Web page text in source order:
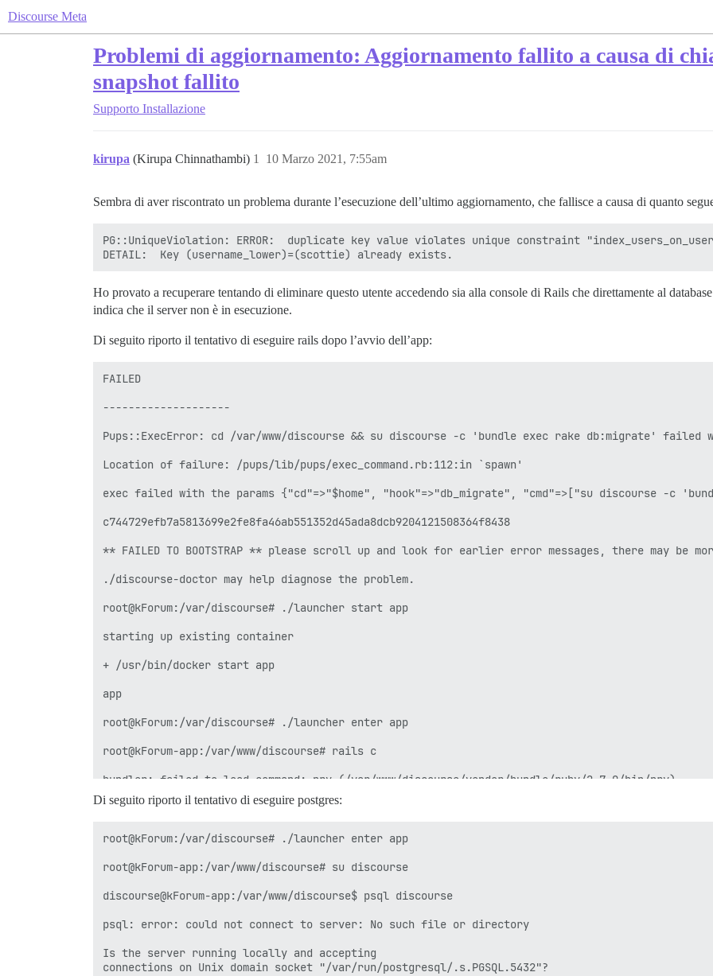
Discourse Meta
Problemi di aggiornamento: Aggiornamento fallito a causa di
snapshot fallito
Supporto Installazione
kirupa (Kirupa Chinnathambi) 10 Marzo 2021, 7:55am
1
Sembra di aver riscontrato un problema durante l’esecuzione dell’ultimo aggiornamento, che fallisce a causa di quanto
PG::UniqueViolation: ERROR:  duplicate key value violates unique constraint
Ho provato a recuperare tentando di eliminare questo utente accedendo sia alla console di Rails che direttamente al
indica che il server non è in esecuzione.
Di seguito riporto il tentativo di eseguire rails dopo l’avvio dell’app:
FAILED
--------------------
Pups::ExecError: cd /var/www/discourse && su discourse -c 'bundle exec rake db:migrate' failed
Location of failure: /pups/lib/pups/exec_command.rb:112:in `spawn'
exec failed with the params {"cd"=>"$home", "hook"=>"db_migrate", "cmd"=>["su discourse -c
c744729efb7a5813699e2fe8fa46ab551352d45ada8dcb9204121508364f8438
** FAILED TO BOOTSTRAP ** please scroll up and look for earlier error messages, there may be
./discourse-doctor may help diagnose the problem.
root@kForum:/var/discourse# ./launcher start app
starting up existing container
+ /usr/bin/docker start app
app
root@kForum:/var/discourse# ./launcher enter app
root@kForum-app:/var/www/discourse# rails c
bundler: failed to load command: pry (/var/www/discourse/vendor/bundle/ruby/2.7.0/bin/pry)
PG::ConnectionBad: could not connect to server: No such file or directory
Is the server running locally and accepting
Di seguito riporto il tentativo di eseguire postgres:
root@kForum:/var/discourse# ./launcher enter app
root@kForum-app:/var/www/discourse# su discourse
discourse@kForum-app:/var/www/discourse$ psql discourse
psql: error: could not connect to server: No such file or directory
Is the server running locally and accepting
connections on Unix domain socket "/var/run/postgresql/.s.PGSQL.5432"?